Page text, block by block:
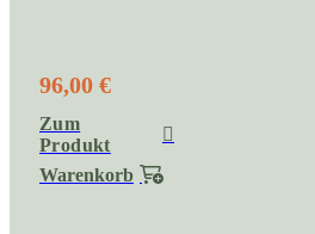
96,00 €
Zum
Produkt
Warenkorb